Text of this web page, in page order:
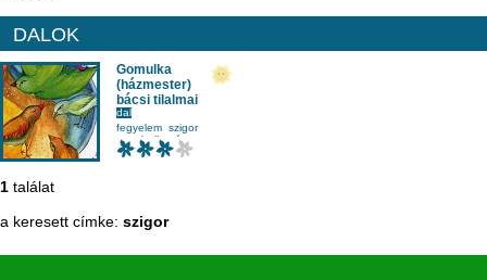
DALOK
Gomulka
(házmester)
bácsi tilalmai
dal
Zalán Tibor,
Kaláka együttes
fegyelem szigor
zenehallgatás
ének-zene
1 találat
a keresett címke: szigor